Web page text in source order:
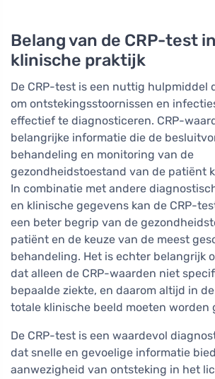
Belang van de CRP-test
klinische praktijk
De CRP-test is een nuttig hulpmiddel
om ontstekingsstoornissen en
effectief te diagnosticeren. CRP-
belangrijke informatie die de
behandeling en monitoring van de
gezondheidstoestand van de patiënt
In combinatie met andere
en klinische gegevens kan de CRP-
een beter begrip van de
patiënt en de keuze van de meest
behandeling. Het is echter belangrijk
dat alleen de CRP-waarden niet
bepaalde ziekte, en daarom altijd in
totale klinische beeld moeten worden
De CRP-test is een waardevol
dat snelle en gevoelige informatie
aanwezigheid van ontsteking in het